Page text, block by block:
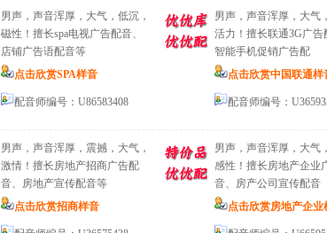
男声，声音浑厚，大气，低沉，
磁性！擅长spa电视广告配音、
店铺广告语配音等
点击欣赏SPA样音
配音师编号：U86583408
男声，声音浑厚，大气
活力！擅长联通3G广告
智能手机促销广告配
点击欣赏中国联通样
配音师编号：
男声，声音浑厚，震撼，大气，
激情！擅长房地产招商广告配
音、房地产宣传配音等
点击欣赏招商样音
男声，声音浑厚，大气
感性！擅长房地产企业
音、房产公司宣传配音
点击欣赏房地产企业